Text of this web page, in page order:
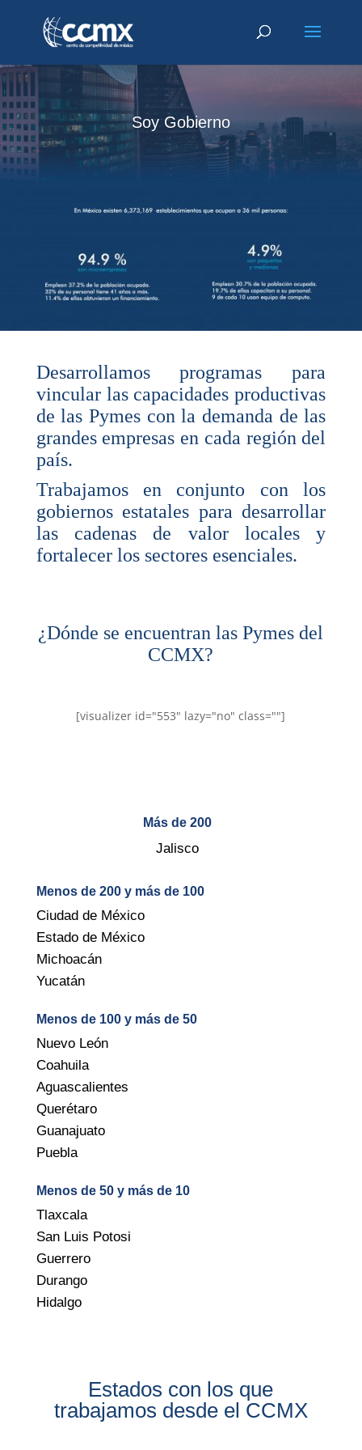
Soy Gobierno
Desarrollamos programas para
vincular las capacidades productivas
de las Pymes con la demanda de las
grandes empresas en cada región del
país.
Trabajamos en conjunto con los
gobiernos estatales para desarrollar
las cadenas de valor locales y
fortalecer los sectores esenciales.
¿Dónde se encuentran las Pymes del
CCMX?
[visualizer id="553" lazy="no" class=""]
Más de 200
Jalisco
Menos de 200 y más de 100
Ciudad de México
Estado de México
Michoacán
Yucatán
Menos de 100 y más de 50
Nuevo León
Coahuila
Aguascalientes
Querétaro
Guanajuato
Puebla
Menos de 50 y más de 10
Tlaxcala
San Luis Potosi
Guerrero
Durango
Hidalgo
Estados con los que
trabajamos desde el CCMX